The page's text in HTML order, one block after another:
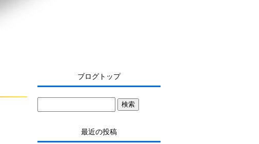
ブログトップ
最近の投稿